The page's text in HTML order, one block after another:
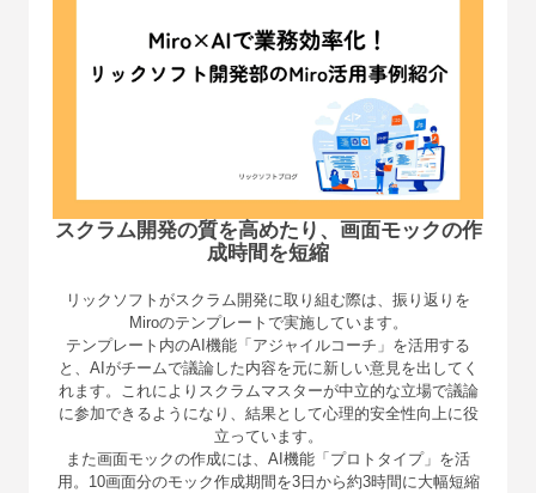
スクラム開発の質を⾼めたり、画⾯モックの作
成時間を短縮
リックソフトがスクラム開発に取り組む際は、振り返りを
Miroのテンプレートで実施しています。
テンプレート内のAI機能「アジャイルコーチ」を活⽤する
と、AIがチームで議論した内容を元に新しい意⾒を出してく
れます。これによりスクラムマスターが中⽴的な⽴場で議論
に参加できるようになり、結果として⼼理的安全性向上に役
⽴っています。
また画⾯モックの作成には、AI機能「プロトタイプ」を活
⽤。10画⾯分のモック作成期間を3⽇から約3時間に⼤幅短縮